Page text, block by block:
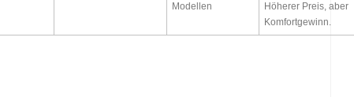
Modellen
Höherer Preis, aber
Komfortgewinn.